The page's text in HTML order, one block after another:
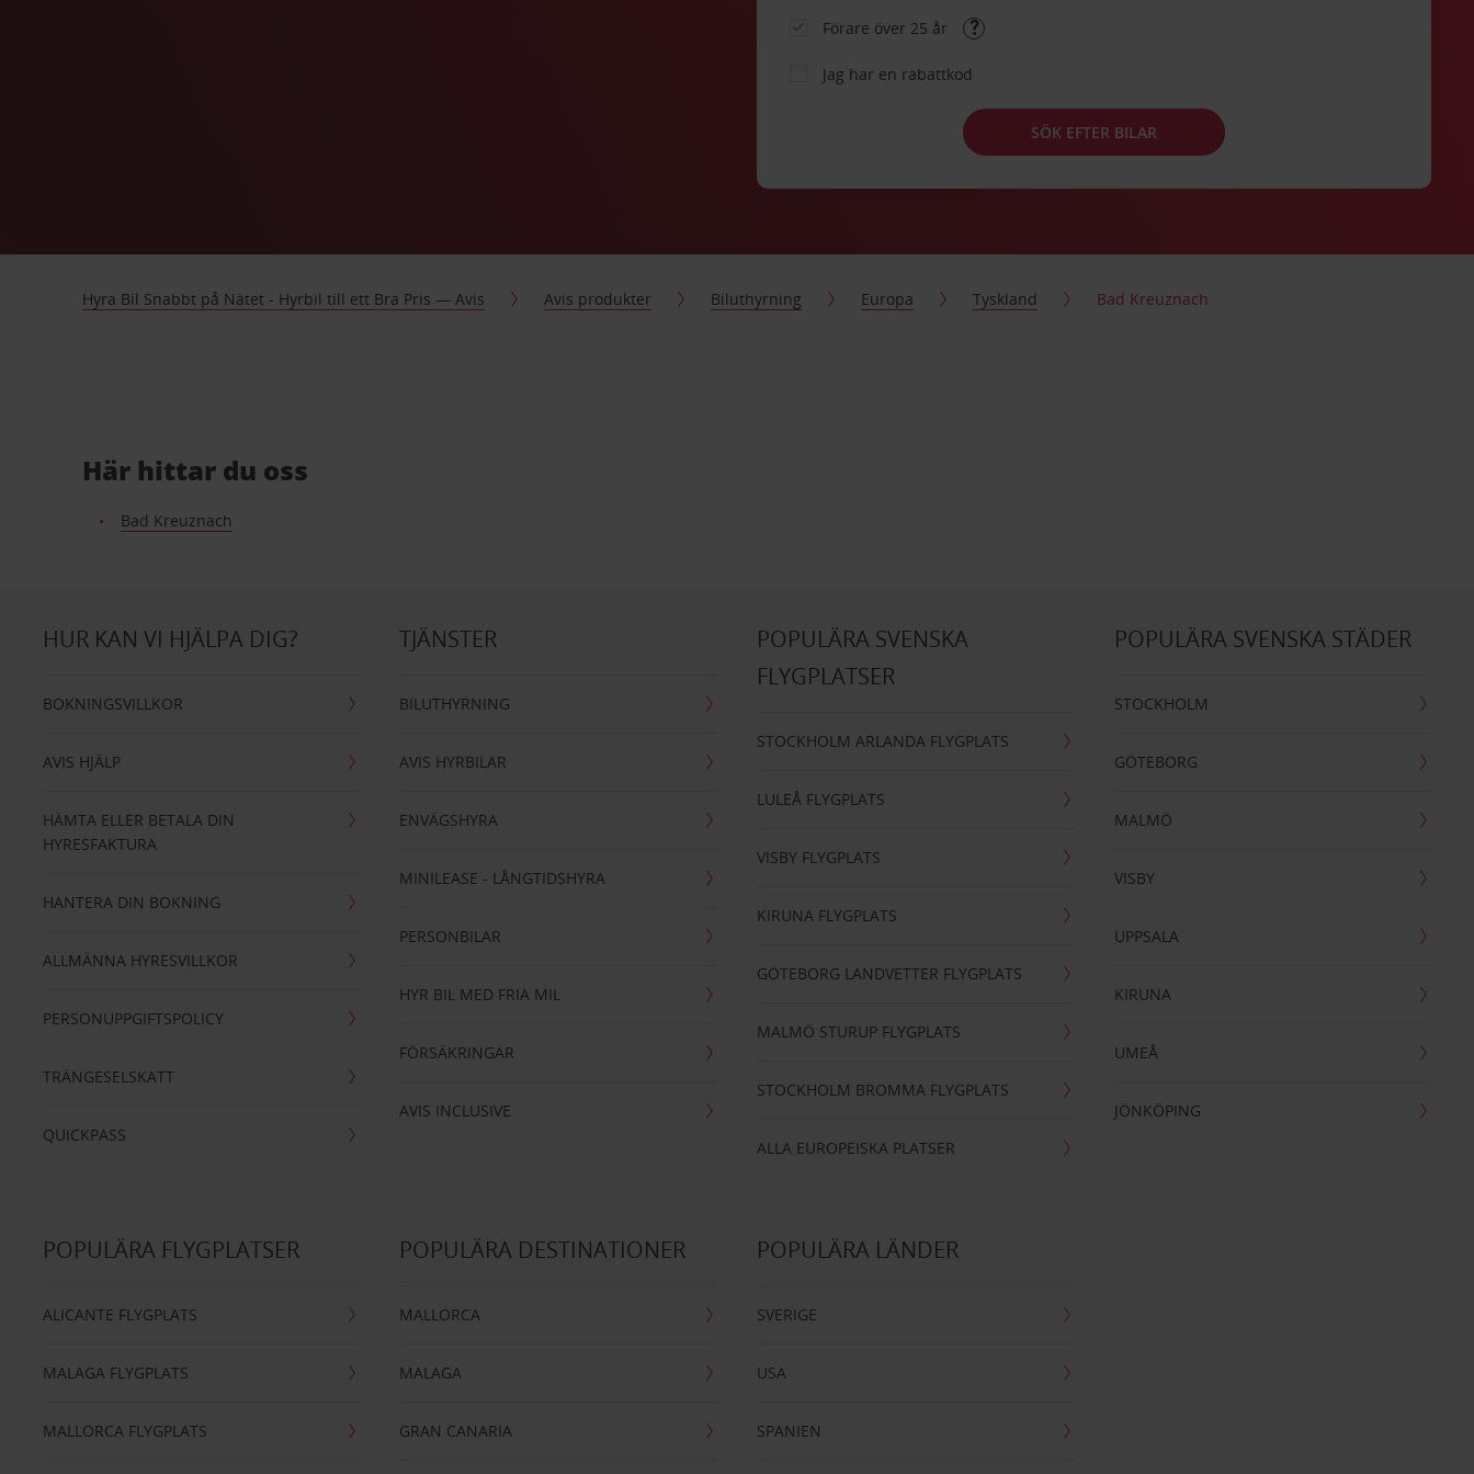
Förare över 25 år
Jag har en rabattkod
SÖK EFTER BILAR
Hyra Bil Snabbt på Nätet - Hyrbil till ett Bra Pris — Avis Avis produkter Biluthyrning Europa Tyskland Bad Kreuznach
Här hittar du oss
Bad Kreuznach
HUR KAN VI HJÄLPA DIG?
BOKNINGSVILLKOR
AVIS HJÄLP
HÄMTA ELLER BETALA DIN
HYRESFAKTURA
HANTERA DIN BOKNING
ALLMÄNNA HYRESVILLKOR
PERSONUPPGIFTSPOLICY
TRÄNGESELSKATT
QUICKPASS
TJÄNSTER
BILUTHYRNING
AVIS HYRBILAR
ENVÄGSHYRA
MINILEASE - LÅNGTIDSHYRA
PERSONBILAR
HYR BIL MED FRIA MIL
FÖRSÄKRINGAR
AVIS INCLUSIVE
POPULÄRA SVENSKA
FLYGPLATSER
STOCKHOLM ARLANDA FLYGPLATS
LULEÅ FLYGPLATS
VISBY FLYGPLATS
KIRUNA FLYGPLATS
GÖTEBORG LANDVETTER FLYGPLATS
MALMÖ STURUP FLYGPLATS
STOCKHOLM BROMMA FLYGPLATS
ALLA EUROPEISKA PLATSER
POPULÄRA SVENSKA STÄDER
STOCKHOLM
GÖTEBORG
MALMÖ
VISBY
UPPSALA
KIRUNA
UMEÅ
JÖNKÖPING
POPULÄRA FLYGPLATSER
ALICANTE FLYGPLATS
MALAGA FLYGPLATS
MALLORCA FLYGPLATS
POPULÄRA DESTINATIONER
MALLORCA
MALAGA
GRAN CANARIA
POPULÄRA LÄNDER
SVERIGE
USA
SPANIEN